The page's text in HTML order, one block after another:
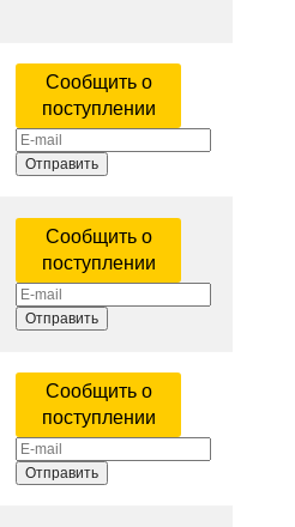
Сообщить о
поступлении
Отправить
Сообщить о
поступлении
Отправить
Сообщить о
поступлении
Отправить